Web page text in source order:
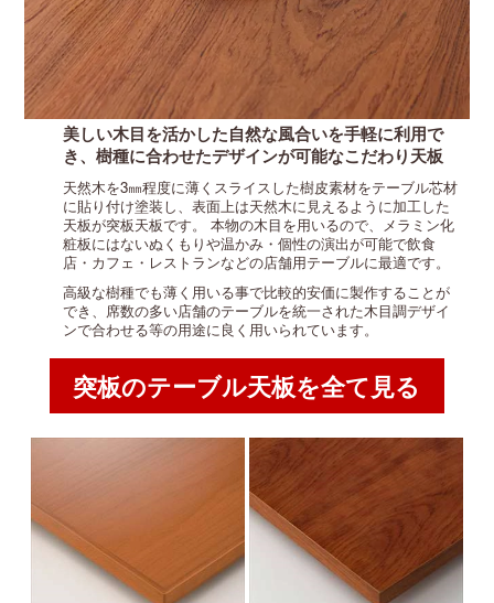
美しい木目を活かした自然な風合いを手軽に利用で
き、樹種に合わせたデザインが可能なこだわり天板
天然木を3㎜程度に薄くスライスした樹皮素材をテーブル芯材
に貼り付け塗装し、表面上は天然木に見えるように加工した
天板が突板天板です。
本物の木目を用いるので、メラミン化
粧板にはないぬくもりや温かみ・個性の演出が可能で飲食
店・カフェ・レストランなどの店舗用テーブルに最適です。
高級な樹種でも薄く用いる事で比較的安価に製作することが
でき、席数の多い店舗のテーブルを統一された木目調デザイ
ンで合わせる等の用途に良く用いられています。
突板のテーブル天板を全て見る